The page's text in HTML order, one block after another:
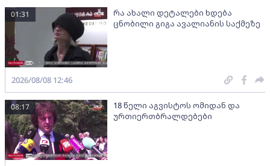
რა ახალი დეტალები ხდება
ცნობილი გიგა ავალიანის საქმეზე
01:31
2026/08/08 12:46
18 წელი აგვისტოს ომიდან და
ურთიერთბრალდებები
08:17